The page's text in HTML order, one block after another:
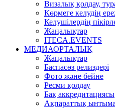
Визалық қолдау,
Көрмеге келудің
Келушілердің
Жаңалықтар
ITECA.EVENTS
МЕДИАОРТАЛЫҚ
Жаңалықтар
Баспасөз релиздері
Фото және бейне
Ресми қолдау
Бақ аккредитациясы
Ақпараттық